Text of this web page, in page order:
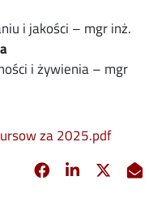
i jakości – mgr inż.
i żywienia – mgr
za 2025.pdf
Facebook
opens in new
Linkedin
opens in
X